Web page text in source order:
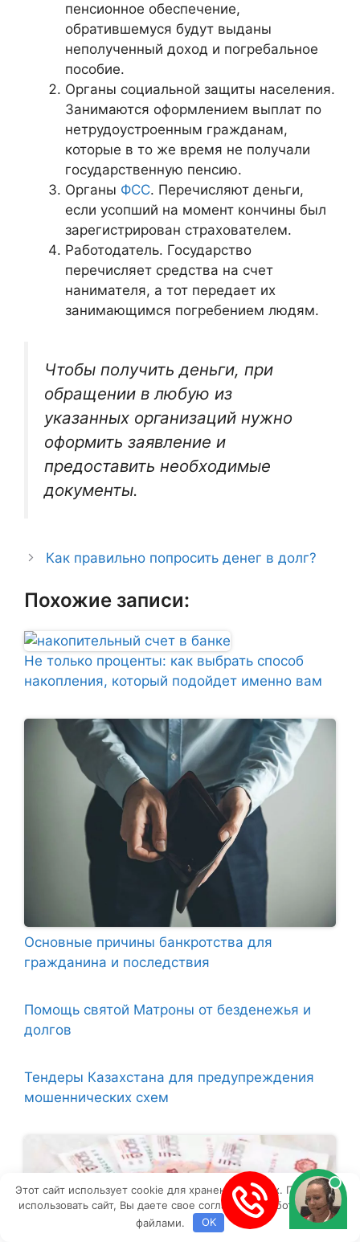
пенсионное обеспечение,
обратившемуся будут выданы
неполученный доход и погребальное
пособие.
Органы социальной защиты населения.
Занимаются оформлением выплат по
нетрудоустроенным гражданам,
которые в то же время не получали
государственную пенсию.
Органы ФСС. Перечисляют деньги,
если усопший на момент кончины был
зарегистрирован страхователем.
Работодатель. Государство
перечисляет средства на счет
нанимателя, а тот передает их
занимающимся погребением людям.
Чтобы получить деньги, при
обращении в любую из
указанных организаций нужно
оформить заявление и
предоставить необходимые
документы.
Как правильно попросить денег в долг?
Похожие записи:
Не только проценты: как выбрать способ
накопления, который подойдет именно вам
Основные причины банкротства для
гражданина и последствия
Помощь святой Матроны от безденежья и
долгов
Тендеры Казахстана для предупреждения
мошеннических схем
Этот сайт использует cookie для хранения данных. Продолжая
использовать сайт, Вы даете свое согласие на работу с этими
файлами.
OK